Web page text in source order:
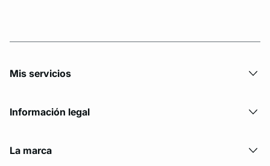
Mis servicios
Información legal
La marca